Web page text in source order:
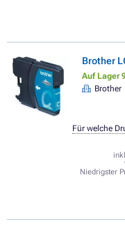
Brother
Auf Lager
Brother
Niedrigster
Für welche